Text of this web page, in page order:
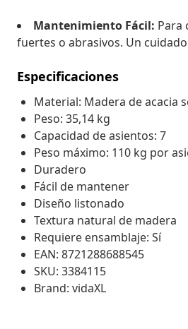
Mantenimiento Fácil: Para
fuertes o abrasivos. Un
Especificaciones
Material: Madera de acacia
Peso: 35,14 kg
Capacidad de asientos: 7
Peso máximo: 110 kg por
Duradero
Fácil de mantener
Diseño listonado
Textura natural de madera
Requiere ensamblaje: Sí
EAN: 8721288688545
SKU: 3384115
Brand: vidaXL